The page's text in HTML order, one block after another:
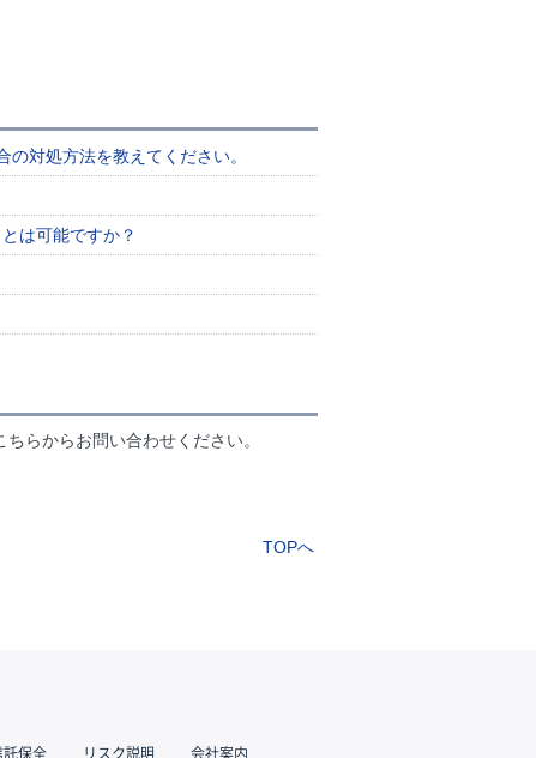
対処方法を教えてください。
は可能ですか？
らからお問い合わせください。
TOPへ
託保全 リスク説明 会社案内